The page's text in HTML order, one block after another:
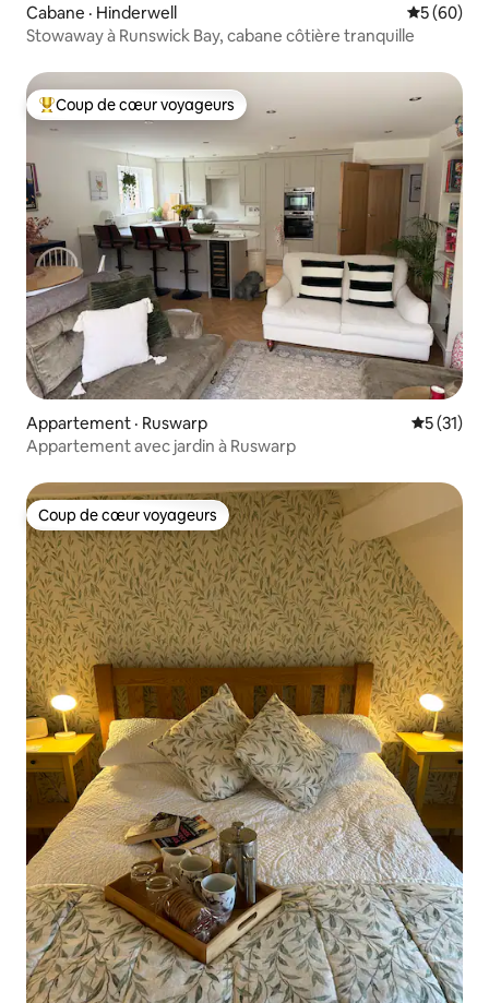
Cabane · Hinderwell Note
5 (60)
Stowaway à Runswick Bay, cabane côtière tranquille
Coup de cœur voyageurs parmi les plus aimés
Coup de cœur voyageurs
Appartement · Ruswarp Note
5 (31)
Appartement avec jardin à Ruswarp
Coup de cœur voyageurs
Coup de cœur voyageurs